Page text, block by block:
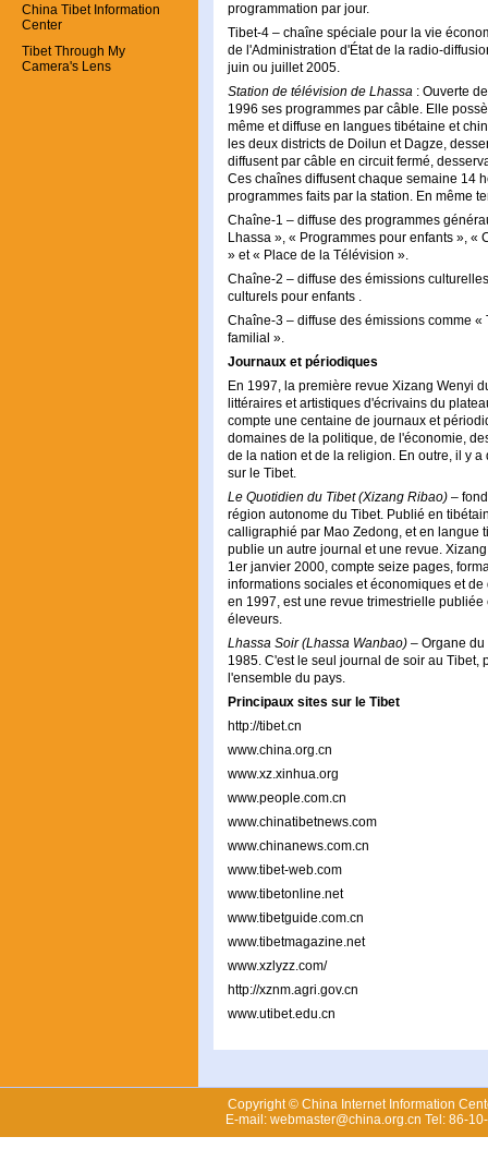
China Tibet Information
Center
Tibet Through My
Camera's Lens
programmation par jour.
Tibet-4 – chaîne spéciale pour la vie
de l'Administration d'État de la radio-
juin ou juillet 2005.
Station de télévision de Lhassa : Ouverte
1996 ses programmes par câble. Elle
même et diffuse en langues tibétaine et
les deux districts de Doilun et Dagze,
diffusent par câble en circuit fermé,
Ces chaînes diffusent chaque semaine 14
programmes faits par la station. En même
Chaîne-1 – diffuse des programmes
Lhassa », « Programmes pour enfants »,
» et « Place de la Télévision ».
Chaîne-2 – diffuse des émissions
culturels pour enfants .
Chaîne-3 – diffuse des émissions comme
familial ».
Journaux et périodiques
En 1997, la première revue Xizang Wenyi
littéraires et artistiques d'écrivains du
compte une centaine de journaux et
domaines de la politique, de l'économie,
de la nation et de la religion. En outre, il y
sur le Tibet.
Le Quotidien du Tibet (Xizang Ribao) –
région autonome du Tibet. Publié en
calligraphié par Mao Zedong, et en langue
publie un autre journal et une revue.
1er janvier 2000, compte seize pages,
informations sociales et économiques et
en 1997, est une revue trimestrielle
éleveurs.
Lhassa Soir (Lhassa Wanbao) – Organe
1985. C'est le seul journal de soir au
l'ensemble du pays.
Principaux sites sur le Tibet
http://tibet.cn
www.china.org.cn
www.xz.xinhua.org
www.people.com.cn
www.chinatibetnews.com
www.chinanews.com.cn
www.tibet-web.com
www.tibetonline.net
www.tibetguide.com.cn
www.tibetmagazine.net
www.xzlyzz.com/
http://xznm.agri.gov.cn
www.utibet.edu.cn
Copyright © China Internet Information
E-mail: webmaster@china.org.cn Tel: 86-